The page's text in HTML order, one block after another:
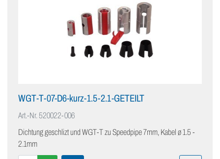
WGT-T-07-D6-kurz-1.5-2.1-GETEILT
Art.-Nr. 520022-006
Dichtung geschlizt und WGT-T zu Speedpipe 7mm, Kabel ø 1.5 -
2.1mm